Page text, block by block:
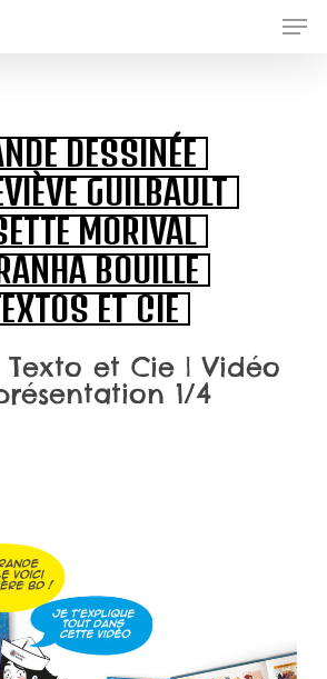
DESSINÉE
GUILBAULT
MORIVAL
BOUILLE
ET CIE
Texto et Cie | Vidéo
1/4